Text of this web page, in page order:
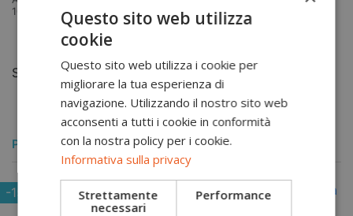
100% Poliestere...
Aggiungi al carrello
S
XL
POTREBBERO PIACERTI ANCHE
-15%
Questo sito web utilizza
cookie
Questo sito web utilizza i cookie per
migliorare la tua esperienza di
navigazione. Utilizzando il nostro sito web
acconsenti a tutti i cookie in conformità
con la nostra policy per i cookie.
Informativa sulla privacy
Strettamente
necessari
Performance